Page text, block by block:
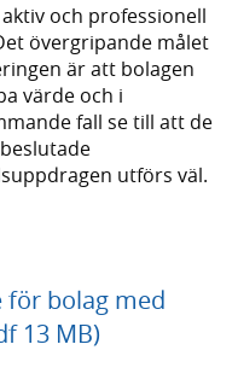
och professionell
övergripande målet
är att bolagen
värde och i
fall se till att de
utförs väl.
bolag med
13 MB)